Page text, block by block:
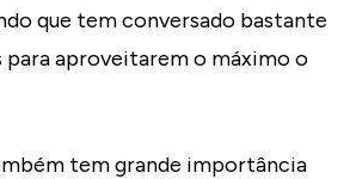
que tem conversado bastante
para aproveitarem o máximo o
tem grande importância